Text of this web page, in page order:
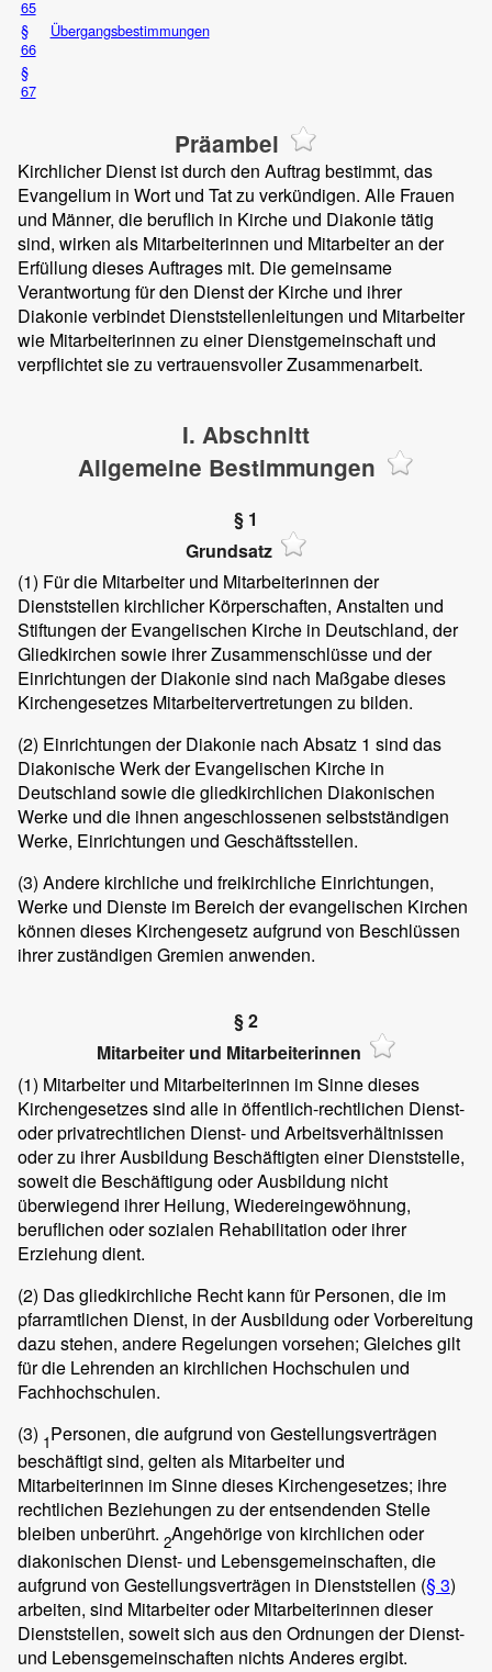
65
§
66
Übergangsbestimmungen
§
67
Präambel
Kirchlicher Dienst ist durch den Auftrag bestimmt, das
Evangelium in Wort und Tat zu verkündigen. Alle Frauen
und Männer, die beruflich in Kirche und Diakonie tätig
sind, wirken als Mitarbeiterinnen und Mitarbeiter an der
Erfüllung dieses Auftrages mit. Die gemeinsame
Verantwortung für den Dienst der Kirche und ihrer
Diakonie verbindet Dienststellenleitungen und Mitarbeiter
wie Mitarbeiterinnen zu einer Dienstgemeinschaft und
verpflichtet sie zu vertrauensvoller Zusammenarbeit.
I. Abschnitt
Allgemeine Bestimmungen
§ 1
Grundsatz
(1) Für die Mitarbeiter und Mitarbeiterinnen der
Dienststellen kirchlicher Körperschaften, Anstalten und
Stiftungen der Evangelischen Kirche in Deutschland, der
Gliedkirchen sowie ihrer Zusammenschlüsse und der
Einrichtungen der Diakonie sind nach Maßgabe dieses
Kirchengesetzes Mitarbeitervertretungen zu bilden.
(2) Einrichtungen der Diakonie nach Absatz 1 sind das
Diakonische Werk der Evangelischen Kirche in
Deutschland sowie die gliedkirchlichen Diakonischen
Werke und die ihnen angeschlossenen selbstständigen
Werke, Einrichtungen und Geschäftsstellen.
(3) Andere kirchliche und freikirchliche Einrichtungen,
Werke und Dienste im Bereich der evangelischen Kirchen
können dieses Kirchengesetz aufgrund von Beschlüssen
ihrer zuständigen Gremien anwenden.
§ 2
Mitarbeiter und Mitarbeiterinnen
(1) Mitarbeiter und Mitarbeiterinnen im Sinne dieses
Kirchengesetzes sind alle in öffentlich-rechtlichen Dienst-
oder privatrechtlichen Dienst- und Arbeitsverhältnissen
oder zu ihrer Ausbildung Beschäftigten einer Dienststelle,
soweit die Beschäftigung oder Ausbildung nicht
überwiegend ihrer Heilung, Wiedereingewöhnung,
beruflichen oder sozialen Rehabilitation oder ihrer
Erziehung dient.
(2) Das gliedkirchliche Recht kann für Personen, die im
pfarramtlichen Dienst, in der Ausbildung oder Vorbereitung
dazu stehen, andere Regelungen vorsehen; Gleiches gilt
für die Lehrenden an kirchlichen Hochschulen und
Fachhochschulen.
(3) 1Personen, die aufgrund von Gestellungsverträgen
beschäftigt sind, gelten als Mitarbeiter und
Mitarbeiterinnen im Sinne dieses Kirchengesetzes; ihre
rechtlichen Beziehungen zu der entsendenden Stelle
bleiben unberührt. 2Angehörige von kirchlichen oder
diakonischen Dienst- und Lebensgemeinschaften, die
aufgrund von Gestellungsverträgen in Dienststellen (§ 3)
arbeiten, sind Mitarbeiter oder Mitarbeiterinnen dieser
Dienststellen, soweit sich aus den Ordnungen der Dienst-
und Lebensgemeinschaften nichts Anderes ergibt.